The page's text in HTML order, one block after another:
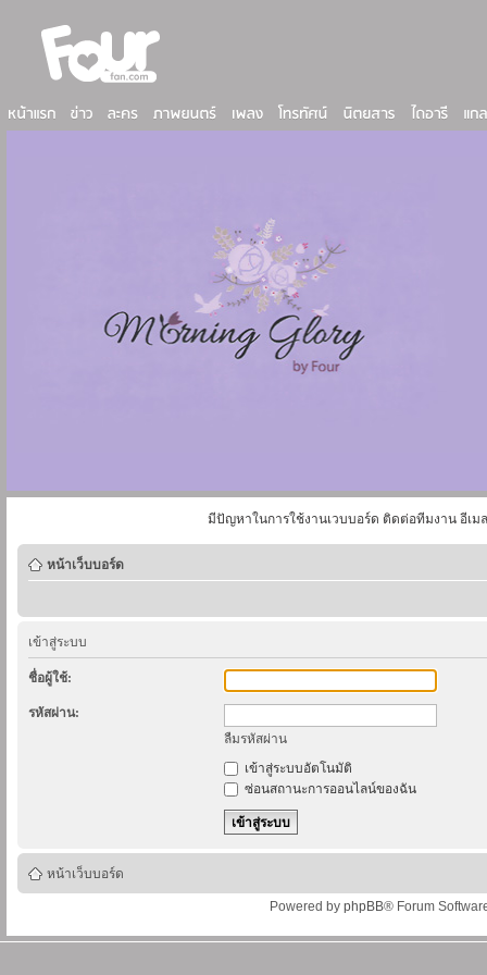
มีปัญหาในการใช้งานเวบบอร์ด ติดต่อทีมงาน อีเม
หน้าเว็บบอร์ด
เข้าสู่ระบบ
ชื่อผู้ใช้:
รหัสผ่าน:
ลืมรหัสผ่าน
เข้าสู่ระบบอัตโนมัติ
ซ่อนสถานะการออนไลน์ของฉัน
หน้าเว็บบอร์ด
Powered by phpBB® Forum